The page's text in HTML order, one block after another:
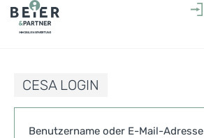
CESA LOGIN
Benutzername oder E-Mail-Adresse